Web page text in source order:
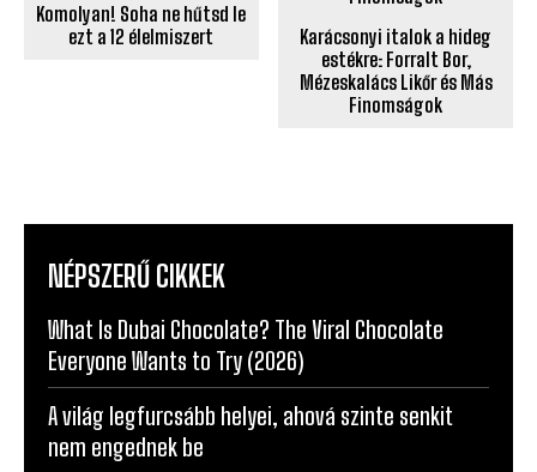
Komolyan! Soha ne hűtsd le
ezt a 12 élelmiszert
Karácsonyi italok a hideg
estékre: Forralt Bor,
Mézeskalács Likőr és Más
Finomságok
NÉPSZERŰ CIKKEK
What Is Dubai Chocolate? The Viral Chocolate
Everyone Wants to Try (2026)
A világ legfurcsább helyei, ahová szinte senkit
nem engednek be